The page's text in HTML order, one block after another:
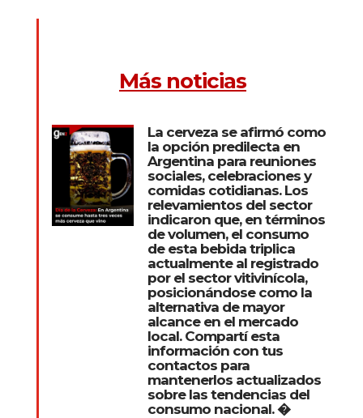
Más noticias
La cerveza se afirmó como
la opción predilecta en
Argentina para reuniones
sociales, celebraciones y
comidas cotidianas. Los
relevamientos del sector
indicaron que, en términos
de volumen, el consumo
de esta bebida triplica
actualmente al registrado
por el sector vitivinícola,
posicionándose como la
alternativa de mayor
alcance en el mercado
local. Compartí esta
información con tus
contactos para
mantenerlos actualizados
sobre las tendencias del
consumo nacional. �